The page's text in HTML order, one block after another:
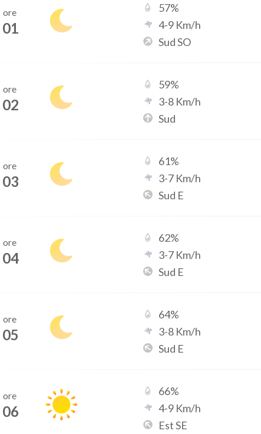
ore
01
57%
4-9 Km/h
Sud SO
ore
02
59%
3-8 Km/h
Sud
ore
03
61%
3-7 Km/h
Sud E
ore
04
62%
3-7 Km/h
Sud E
ore
05
64%
3-8 Km/h
Sud E
ore
06
66%
4-9 Km/h
Est SE